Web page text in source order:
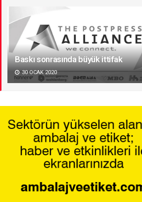
Baskı sonrasında büyük ittifak
30 OCAK 2020